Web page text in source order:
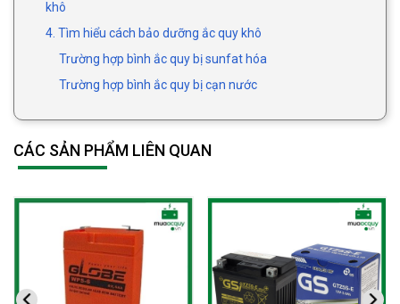
khô
4. Tìm hiểu cách bảo dưỡng ắc quy khô
Trường hợp bình ắc quy bị sunfat hóa
Trường hợp bình ắc quy bị cạn nước
CÁC SẢN PHẨM LIÊN QUAN